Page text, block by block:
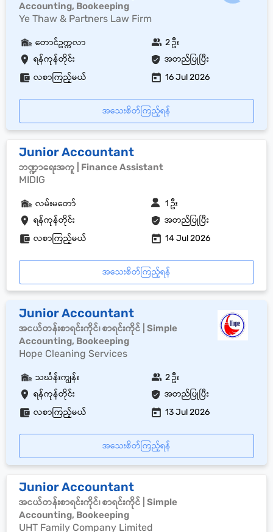
Accounting, Bookeeping
Ye Thaw & Partners Law Firm
ရန်ကုန်တိုင်း အတည်ပြုပြီး
တောင်ဥက္ကလာ 2 ဦး
လစာကြည့်မယ် 16 Jul 2026
အသေးစိတ်ကြည့်ရန်
Junior Accountant
ဘဏ္ဍာရေးအကူ | Finance Assistant
MIDIG
ရန်ကုန်တိုင်း အတည်ပြုပြီး
လမ်းမတော် 1 ဦး
လစာကြည့်မယ် 14 Jul 2026
အသေးစိတ်ကြည့်ရန်
Junior Accountant
အငယ်တန်းစာရင်းကိုင်၊ စာရင်းကိုင် | Simple
Accounting, Bookeeping
Hope Cleaning Services
ရန်ကုန်တိုင်း အတည်ပြုပြီး
သင်္ဃန်းကျွန်း 2 ဦး
လစာကြည့်မယ် 13 Jul 2026
အသေးစိတ်ကြည့်ရန်
Junior Accountant
အငယ်တန်းစာရင်းကိုင်၊ စာရင်းကိုင် | Simple
Accounting, Bookeeping
UHT Family Company Limited